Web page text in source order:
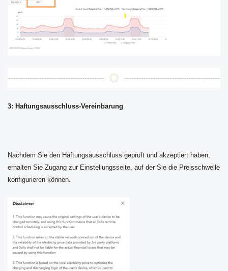
3: Haftungsausschluss-Vereinbarung
Nachdem Sie den Haftungsausschluss geprüft und akzeptiert haben,
erhalten Sie Zugang zur Einstellungsseite, auf der Sie die Preisschwelle
konfigurieren können.